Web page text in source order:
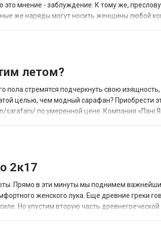
это мнение - заблуждение. К тому же,
же наряды могут носить женщины любой
летом?
стремятся подчеркнуть свою изящность,
целью, чем модный сарафан? Приобрести
по умеренной цене. Компания «Пані
2к17
Прямо в эти минуты мы поднимем
женского лука. Еще древние греки
Но упустим вторую часть